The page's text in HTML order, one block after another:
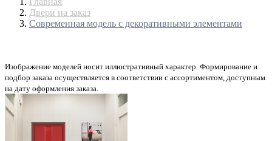
Двери на заказ
Современная модель с декоративными элементами
Изображение моделей носит иллюстративный характер. Формирование и
подбор заказа осуществляется в соответствии с ассортиментом, доступным
на дату оформления заказа.